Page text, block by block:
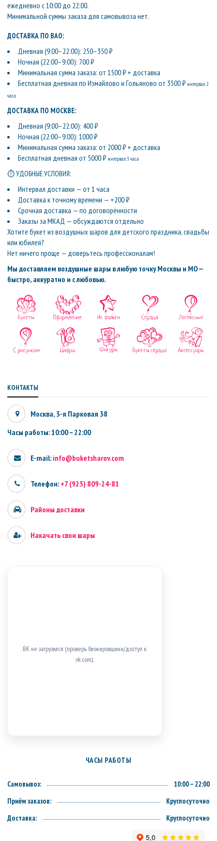
ежедневно с 10:00 до 22:00.
Минимальной суммы заказа для самовывоза нет.
ДОСТАВКА ПО ВАО:
Дневная (9:00–22:00): 250–350 ₽
Ночная (22:00–9:00): 700 ₽
Минимальная сумма заказа: от 1500 ₽ + доставка
Бесплатная дневная по Измайлово и Гольяново от 3500 ₽ интервал 2
часа
ДОСТАВКА ПО МОСКВЕ:
Дневная (9:00–22:00): 400 ₽
Ночная (22:00–9:00): 1000 ₽
Минимальная сумма заказа: от 2000 ₽ + доставка
Бесплатная дневная от 5000 ₽ интервал 3 часа
⏱ УДОБНЫЕ УСЛОВИЯ:
Интервал доставки — от 1 часа
Доставка к точному времени — +200 ₽
Срочная доставка — по договорённости
Заказы за МКАД — обсуждаются отдельно
Хотите букет из воздушных шаров для детского праздника, свадьбы
или юбилея?
Нет ничего проще — доверьтесь профессионалам!
Мы доставляем воздушные шары в любую точку Москвы и МО —
быстро, аккуратно и с любовью.
КОНТАКТЫ
Москва, 3-я Парковая 38
Часы работы: 10:00 – 22:00
E-mail: info@buketsharov.com
Телефон: +7 (925) 809-24-81
Районы доставки
Накачать свои шары
ВК не загрузился (проверь блокировщики/доступ к
vk.com).
ЧАСЫ РАБОТЫ
Самовывоз:
10:00 – 22:00
Приём заказов:
Круглосуточно
Доставка:
Круглосуточно